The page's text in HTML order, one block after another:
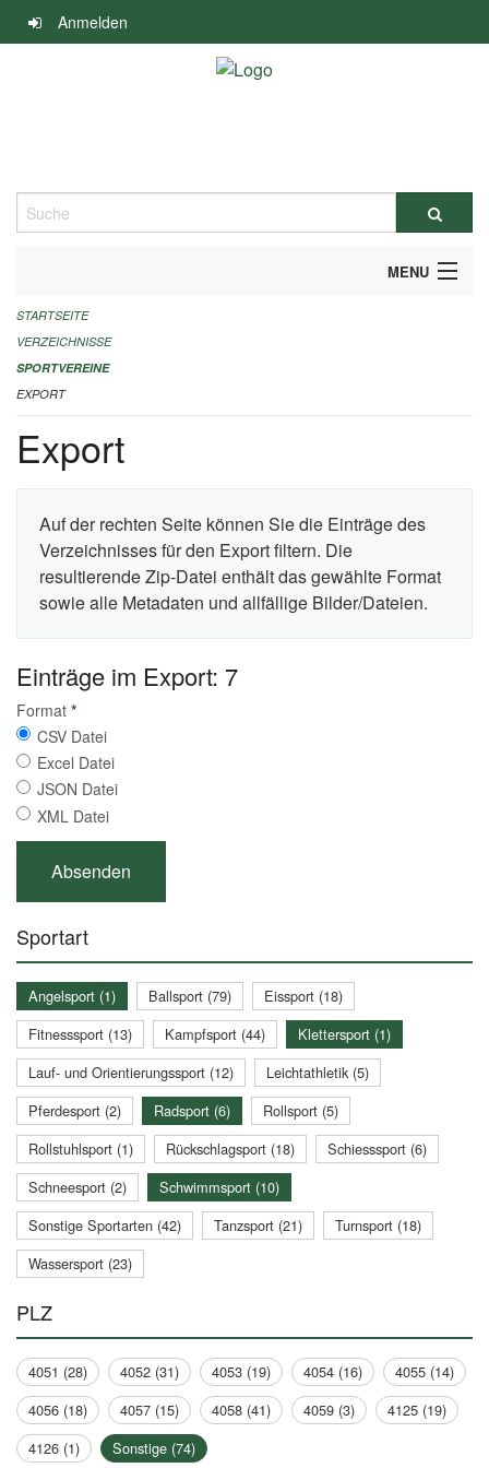
Navigation
überspringen
Anmelden
Suche
MENU
ALLGEMEINE INFORMATIONEN
FINANZIELLE UNTERSTÜTZUNG BENÖTIGT?
KONTAKT
STARTSEITE
VERZEICHNISSE
SPORTVEREINE
EXPORT
Export
Auf der rechten Seite können Sie die Einträge des
Verzeichnisses für den Export filtern. Die
resultierende Zip-Datei enthält das gewählte Format
sowie alle Metadaten und allfällige Bilder/Dateien.
Einträge im Export: 7
Format *
CSV Datei
Excel Datei
JSON Datei
XML Datei
Sportart
Angelsport (1) Ballsport (79)
Eissport (18)
Fitnesssport (13)
Kampfsport (44)
Klettersport (1)
Lauf- und Orientierungssport (12)
Leichtathletik (5)
Pferdesport (2)
Radsport (6)
Rollsport (5)
Rollstuhlsport (1)
Rückschlagsport (18)
Schiesssport (6)
Schneesport (2)
Schwimmsport (10)
Sonstige Sportarten (42)
Tanzsport (21)
Turnsport (18)
Wassersport (23)
PLZ
4051 (28) 4052 (31) 4053 (19) 4054 (16)
4055 (14)
4056 (18)
4057 (15) 4058 (41) 4059 (3)
4125 (19)
4126 (1)
Sonstige (74)